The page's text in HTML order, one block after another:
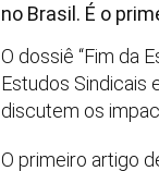
no Brasil. É o
O dossiê “Fim da
Estudos Sindicais
discutem os
O primeiro artigo